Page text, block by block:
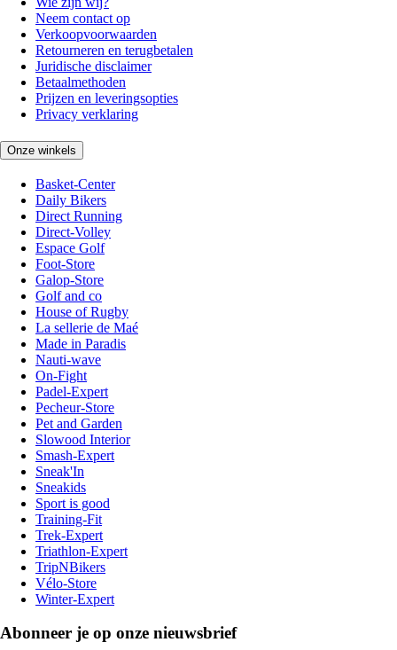
Neem contact op
Verkoopvoorwaarden
Retourneren en terugbetalen
Juridische disclaimer
Betaalmethoden
Prijzen en leveringsopties
Privacy verklaring
Onze winkels
Basket-Center
Daily Bikers
Direct Running
Direct-Volley
Espace Golf
Foot-Store
Galop-Store
Golf and co
House of Rugby
La sellerie de Maé
Made in Paradis
Nauti-wave
On-Fight
Padel-Expert
Pecheur-Store
Pet and Garden
Slowood Interior
Smash-Expert
Sneak'In
Sneakids
Sport is good
Training-Fit
Trek-Expert
Triathlon-Expert
TripNBikers
Vélo-Store
Winter-Expert
Abonneer je op onze nieuwsbrief